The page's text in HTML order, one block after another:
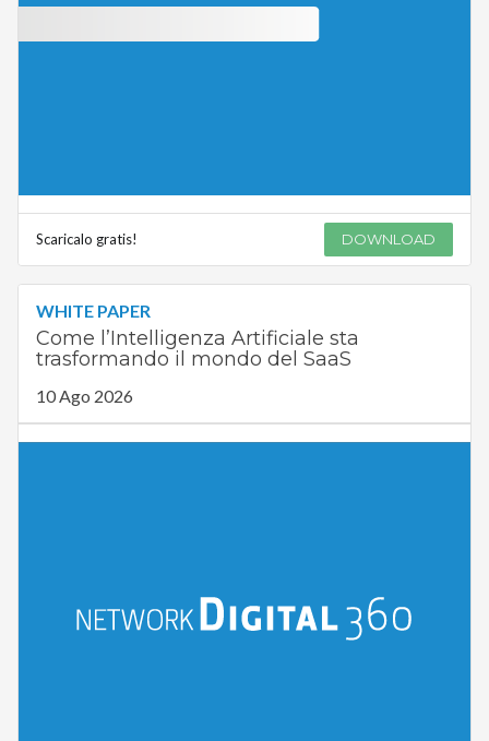
Scaricalo gratis! DOWNLOAD
WHITE PAPER
Come l’Intelligenza Artificiale sta
trasformando il mondo del SaaS
10 Ago 2026